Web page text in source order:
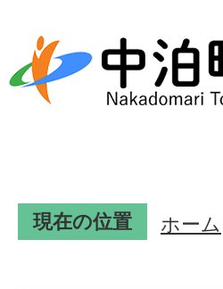
現在の位置 ホーム